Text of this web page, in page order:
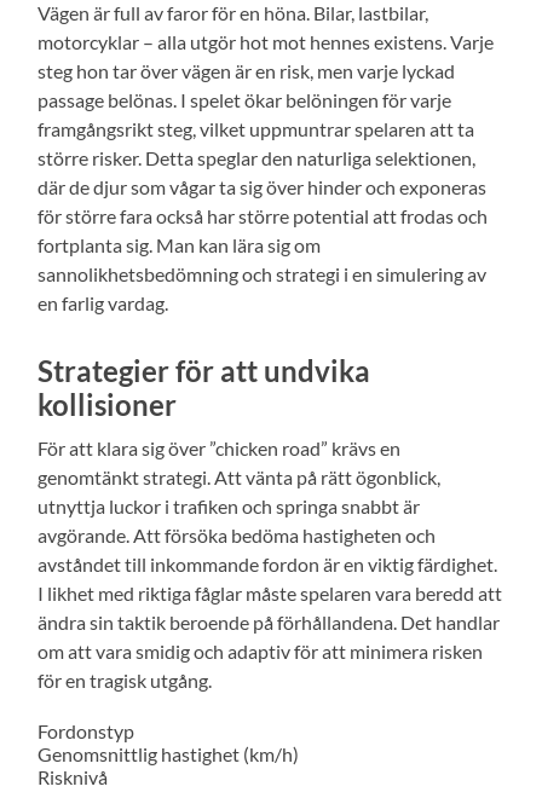
Vägen är full av faror för en höna. Bilar, lastbilar,
motorcyklar – alla utgör hot mot hennes existens. Varje
steg hon tar över vägen är en risk, men varje lyckad
passage belönas. I spelet ökar belöningen för varje
framgångsrikt steg, vilket uppmuntrar spelaren att ta
större risker. Detta speglar den naturliga selektionen,
där de djur som vågar ta sig över hinder och exponeras
för större fara också har större potential att frodas och
fortplanta sig. Man kan lära sig om
sannolikhetsbedömning och strategi i en simulering av
en farlig vardag.
Strategier för att undvika
kollisioner
För att klara sig över ”chicken road” krävs en
genomtänkt strategi. Att vänta på rätt ögonblick,
utnyttja luckor i trafiken och springa snabbt är
avgörande. Att försöka bedöma hastigheten och
avståndet till inkommande fordon är en viktig färdighet.
I likhet med riktiga fåglar måste spelaren vara beredd att
ändra sin taktik beroende på förhållandena. Det handlar
om att vara smidig och adaptiv för att minimera risken
för en tragisk utgång.
Fordonstyp
Genomsnittlig hastighet (km/h)
Risknivå